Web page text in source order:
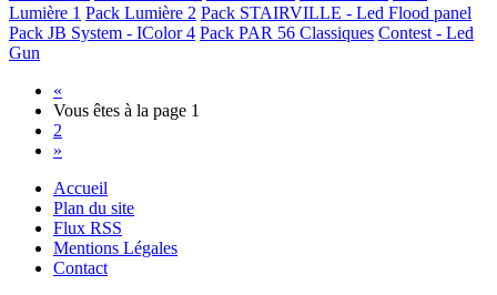
Lumière 1 Pack Lumière 2 Pack STAIRVILLE - Led Flood panel
Pack JB System - IColor 4 Pack PAR 56 Classiques Contest - Led
Gun
«
Vous êtes à la page 1
2
»
Accueil
Plan du site
Flux RSS
Mentions Légales
Contact